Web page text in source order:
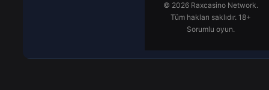
© 2026 Raxcasino Network.
Tüm hakları saklıdır. 18+
Sorumlu oyun.